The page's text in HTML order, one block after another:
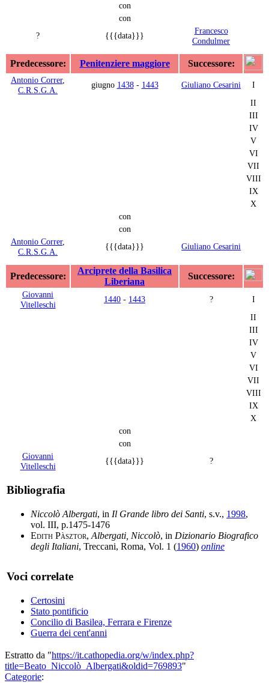
con
con
?
{{{data}}}
Francesco
Condulmer
Predecessore: Penitenziere maggiore Successore:
Antonio Correr,
C.R.S.G.A.
giugno 1438- 1443 Giuliano Cesarini
I
II
III
IV
V
VI
VII
VIII
IX
X
con
con
Antonio Correr,
C.R.S.G.A.
{{{data}}} Giuliano Cesarini
Predecessore:
Arciprete della Basilica
Liberiana
Successore:
Giovanni
Vitelleschi
1440 - 1443 ?
I
II
III
IV
V
VI
VII
VIII
IX
X
con
con
Giovanni
Vitelleschi
{{{data}}} ?
Bibliografia
Niccolò Albergati, in Il Grande libro dei Santi, s.v., 1998,
vol. III, p.1475-1476
Edith Pàsztor,Albergati, Niccolò, in Dizionario Biografico
degli Italiani, Treccani, Roma, Vol. 1 (1960) online
Voci correlate
Certosini
Stato pontificio
Concilio di Basilea, Ferrara e Firenze
Guerra dei cent'anni
Estratto da "https://it.cathopedia.org/w/index.php?
title=Beato_Niccolò_Albergati&oldid=769893"
Categorie: